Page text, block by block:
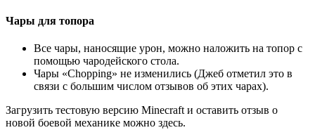
Чары для топора
Все чары, наносящие урон, можно наложить на топор с
помощью чародейского стола.
Чары «Chopping» не изменились (Джеб отметил это в
связи с большим числом отзывов об этих чарах).
Загрузить тестовую версию Minecraft и оставить отзыв о
новой боевой механике можно здесь.